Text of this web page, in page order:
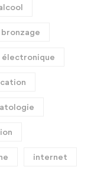
bronzage
internet